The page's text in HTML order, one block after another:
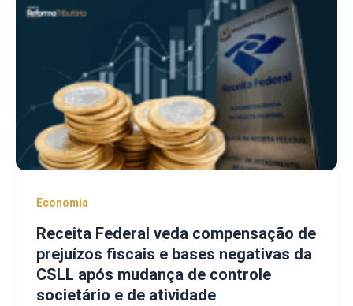
Economia
Receita Federal veda compensação de
prejuízos fiscais e bases negativas da
CSLL após mudança de controle
societário e de atividade